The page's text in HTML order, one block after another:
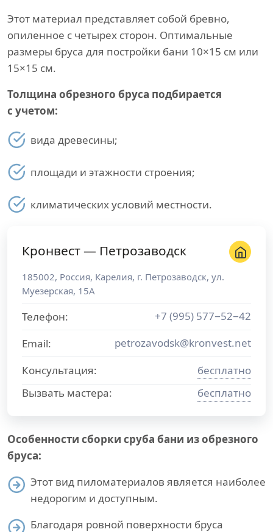
Этот материал представляет собой бревно,
опиленное с четырех сторон. Оптимальные
размеры бруса для постройки бани 10×15 см или
15×15 см.
Толщина обрезного бруса подбирается
с учетом:
вида древесины;
площади и этажности строения;
климатических условий местности.
Кронвест — Петрозаводск
185002, Россия, Карелия, г. Петрозаводск, ул.
Муезерская, 15А
Телефон:
+7 (995) 577−52−42
Email:
petrozavodsk@kronvest.net
Консультация:
бесплатно
Вызвать мастера:
бесплатно
Особенности сборки сруба бани из обрезного
бруса:
Этот вид пиломатериалов является наиболее
недорогим и доступным.
Благодаря ровной поверхности бруса